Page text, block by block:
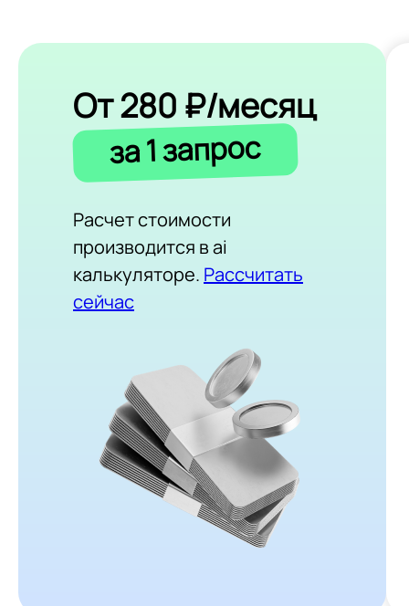
От 280 ₽/месяц
за 1 запрос
Расчет стоимости
производится в ai
калькуляторе. Рассчитать
сейчас